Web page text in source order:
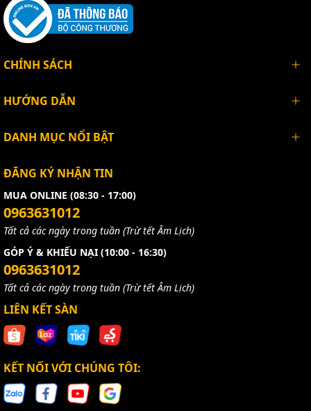
CHÍNH SÁCH
HƯỚNG DẪN
DANH MỤC NỔI BẬT
ĐĂNG KÝ NHẬN TIN
MUA ONLINE (08:30 - 17:00)
0963631012
Tất cả các ngày trong tuần (Trừ tết Âm Lịch)
GÓP Ý & KHIẾU NẠI (10:00 - 16:30)
0963631012
Tất cả các ngày trong tuần (Trừ tết Âm Lịch)
LIÊN KẾT SÀN
KẾT NỐI VỚI CHÚNG TÔI: